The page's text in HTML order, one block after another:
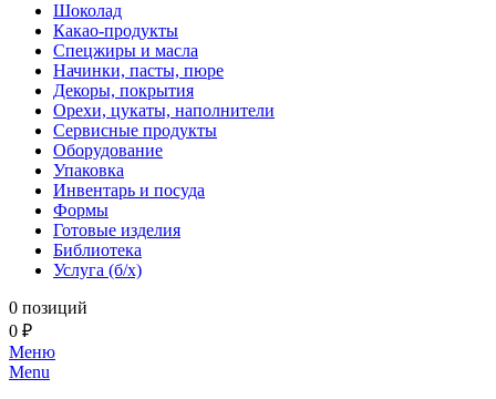
Шоколад
Какао-продукты
Спецжиры и масла
Начинки, пасты, пюре
Декоры, покрытия
Орехи, цукаты, наполнители
Сервисные продукты
Оборудование
Упаковка
Инвентарь и посуда
Формы
Готовые изделия
Библиотека
Услуга (б/х)
0 позиций
0 ₽
Меню
Menu